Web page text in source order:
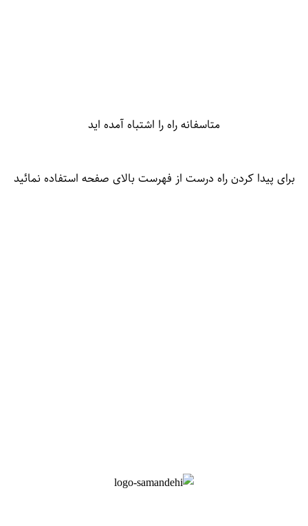
متاسفانه راه را اشتباه آمده اید
برای پیدا کردن راه درست از فهرست بالای صفحه استفاده نمائید